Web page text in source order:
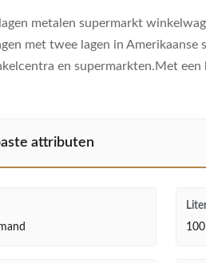
metalen supermarkt
met twee lagen in
en supermarkten.Met een
attributen